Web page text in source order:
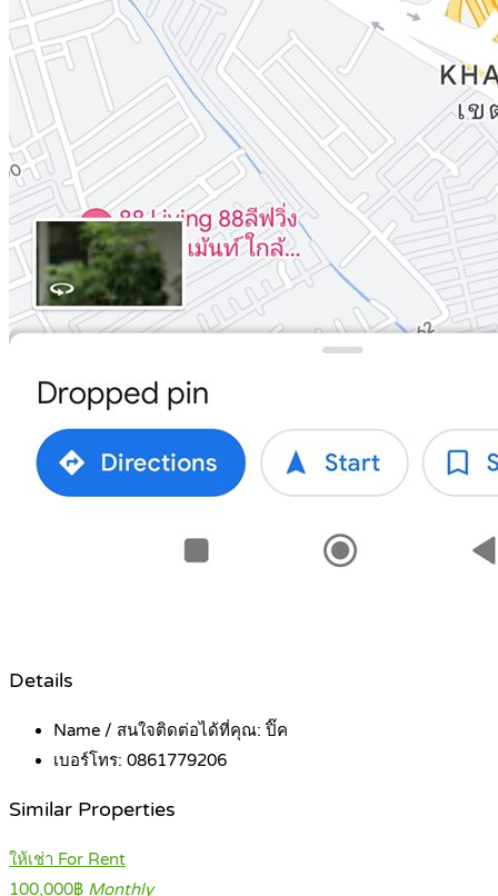
Details
Name / สนใจติดต่อได้ที่คุณ: ปิ๊ค
เบอร์โทร: 0861779206
Similar Properties
ให้เช่า For Rent
100,000฿ Monthly